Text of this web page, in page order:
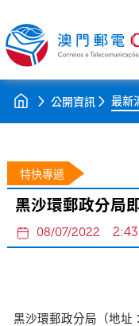
公開資訊 最新
特快專遞
黑沙環郵政分局
08/07/2022
黑沙環郵政分局（地址